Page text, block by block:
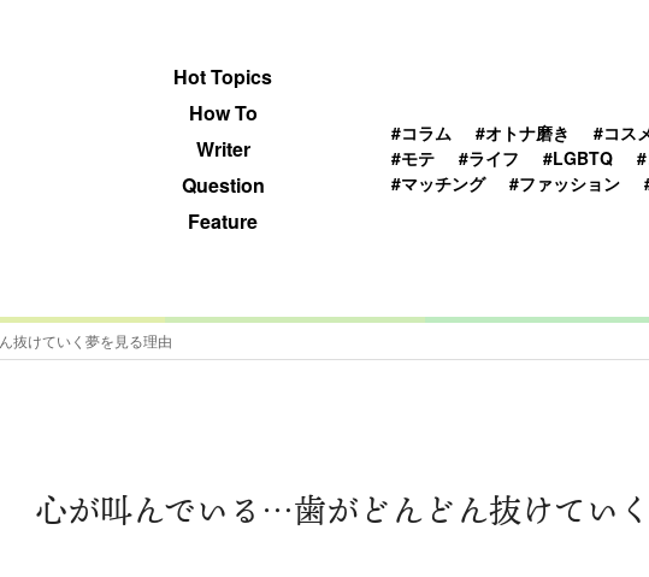
Hot Topics
How To
Writer
Question
Feature
#コラム #オトナ磨き #コス
#モテ
#ライフ #LGBTQ
#マッチング
#ファッション
抜けていく夢を見る理由
心が叫んでいる…歯がどんどん抜けてい